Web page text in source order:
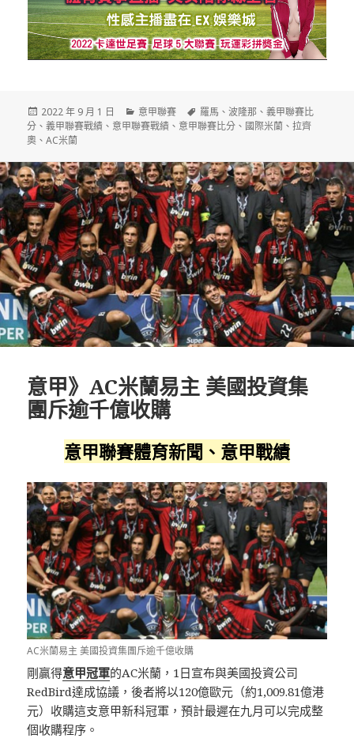
發
佈
日
2022 年 9 月 1 日
分
類
意甲聯賽
標
籤
羅馬 、波隆那 、義甲聯賽比
分 、義甲聯賽戰績 、 意甲聯賽戰績 、 意甲聯賽比分 、 國際米蘭 、拉齊
奧 、AC米蘭
意甲》AC米蘭易主 美國投資集
團斥逾千億收購
意甲聯賽體育新聞、意甲戰績
AC米蘭易主 美國投資集團斥逾千億收購
剛贏得意甲冠軍的AC米蘭，1日宣布與美國投資公司
RedBird達成協議，後者將以120億歐元（約1,009.81億港
元）收購這支意甲新科冠軍，預計最遲在九月可以完成整
個收購程序。